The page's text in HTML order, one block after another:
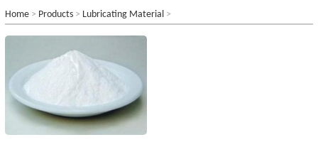
Home> Products> Lubricating Material >